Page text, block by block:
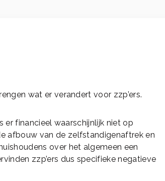
wat er verandert voor zzp’ers.
er financieel waarschijnlijk niet op
afbouw van de zelfstandigenaftrek en
over het algemeen een
zzp’ers dus specifieke negatieve